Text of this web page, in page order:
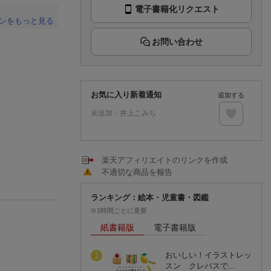
をもっと見る
電子書籍化リクエスト
お問い合わせ
お気に入り新着通知
未追加： 井上こみち
追加する
楽天アフィリエイトのリンクを作成
不適切な商品を報告
ランキング：絵本・児童書・図鑑
※1時間ごとに更新
紙書籍版 電子書籍版
1
おいしい！イラストレッ
スン クレパスで…